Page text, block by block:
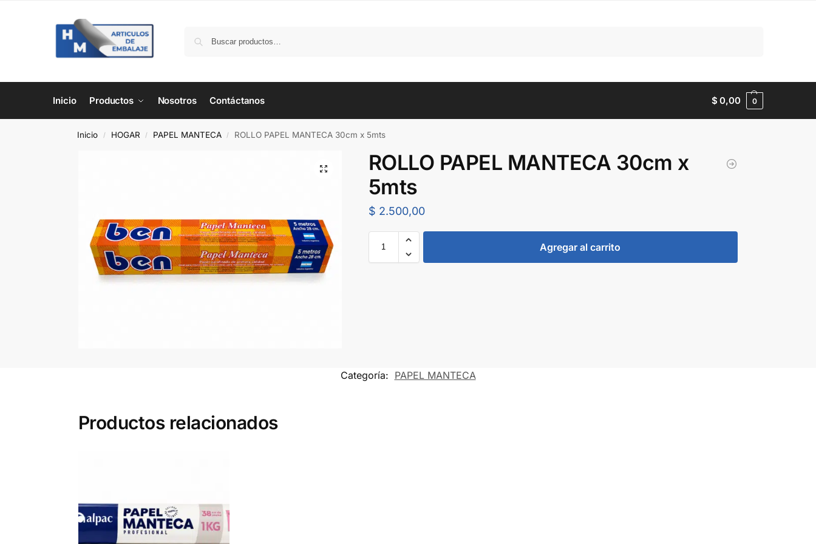
Inicio Productos Nosotros Contáctanos $ 0,00 0
Inicio / HOGAR / PAPEL MANTECA / ROLLO PAPEL MANTECA 30cm x 5mts
ROLLO PAPEL MANTECA 30cm x
5mts
$ 2.500,00
Agregar al carrito
Categoría: PAPEL MANTECA
Productos relacionados